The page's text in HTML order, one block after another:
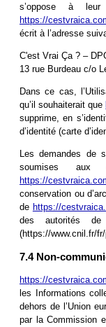
s’oppose à leur
https://
écrit à l’adresse
C'est Vrai Ça ? –
13 rue Burdeau c/o
Dans ce cas,
qu’il souhaiterait que
supprime, en
d’identité (carte
Les demandes de
soumises aux
https://
conservation ou
de https://
des autorités
(https://www.cnil.fr/fr/
7.4 Non-
https://
les Informations
dehors de l’Union
par la Commission